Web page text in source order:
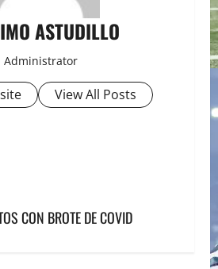
ASTUDILLO
Administrator
View All Posts
CON BROTE DE COVID